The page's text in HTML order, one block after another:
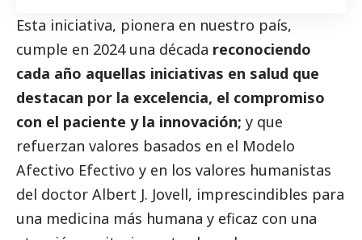
Esta iniciativa, pionera en nuestro país,
cumple en 2024 una década reconociendo
cada año aquellas iniciativas en salud que
destacan por la excelencia, el compromiso
con el paciente y la innovación; y que
refuerzan valores basados en el Modelo
Afectivo Efectivo y en los valores humanistas
del doctor Albert J. Jovell, imprescindibles para
una medicina más humana y eficaz con una